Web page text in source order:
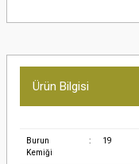
Ürün Bilgisi
Burun
Kemiği
: 19